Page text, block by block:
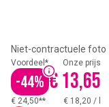
Niet-contractuele foto
Voordeel*
-44%
Onze prijs
€ 13,65
€ 24,50** € 18,20 /